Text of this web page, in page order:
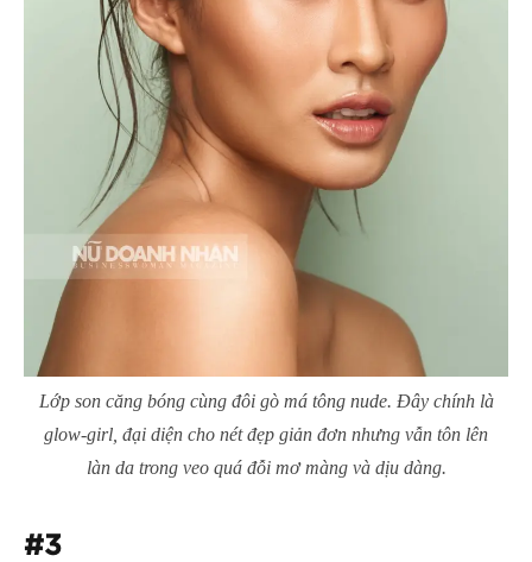
Lớp son căng bóng cùng đôi gò má tông nude. Đây chính là
glow-girl, đại diện cho nét đẹp giản đơn nhưng vẫn tôn lên
làn da trong veo quá đỗi mơ màng và dịu dàng.
#3